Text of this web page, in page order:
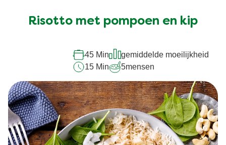
ingediend
recipe
Risotto met pompoen en kip
45 Min
gemiddelde moeilijkheid
15 Min
5mensen